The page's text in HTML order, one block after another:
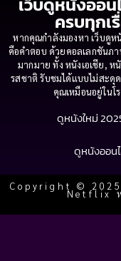
ครบทุกเ
หากคุณกำลังมองหา เว็บดูห
คือคำตอบ ด้วยคอลเลกชันภ
มากมาย ทั้ง หนังเอเชีย, ห
รสชาติ รับชมได้แบบไม่สะดุ
คุณเหมือนอยู่ในโ
ดูหนังใหม่
ดูหนังออน
Copyright ©
Netflix